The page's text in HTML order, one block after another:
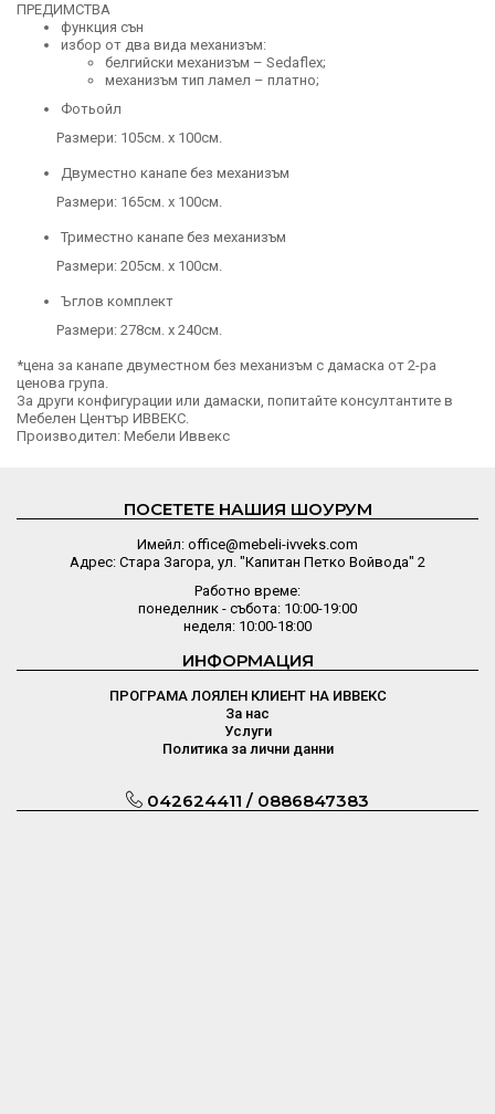
ПРЕДИМСТВА
функция сън
избор от два вида механизъм:
белгийски механизъм – Sedaflex;
механизъм тип ламел – платно;
Фотьойл
Размери: 105см. х 100см.
Двуместно канапе без механизъм
Размери: 165см. х 100см.
Триместно канапе без механизъм
Размери: 205см. х 100см.
Ъглов комплект
Размери: 278см. х 240см.
*цена за канапе двуместном без механизъм с дамаска от 2-ра
ценова група.
За други конфигурации или дамаски, попитайте консултантите в
Мебелен Център ИВВЕКС.
Производител: Мебели Иввекс
ПОСЕТЕТЕ НАШИЯ ШОУРУМ
Имейл: office@mebeli-ivveks.com
Адрес: Стара Загора, ул. "Капитан Петко Войвода" 2
Работно време:
понеделник - събота: 10:00-19:00
неделя: 10:00-18:00
ИНФОРМАЦИЯ
ПРОГРАМА ЛОЯЛЕН КЛИЕНТ НА ИВВЕКС
За нас
Услуги
Политика за лични данни
042624411 / 0886847383